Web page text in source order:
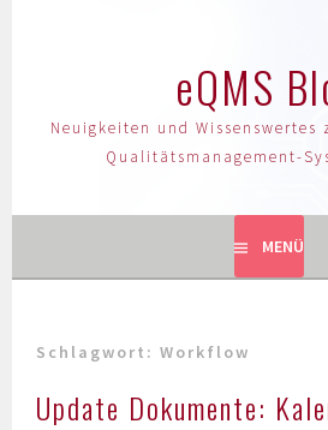
eQMS
Neuigkeiten und Wissenswertes
Qualitätsmanagement-
MENÜ
Schlagwort:Workflow
Update Dokumente: